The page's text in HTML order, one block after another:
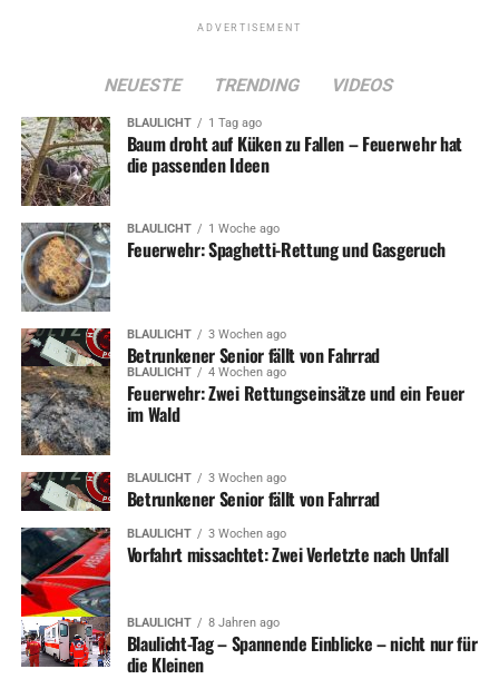
ADVERTISEMENT
NEUESTE TRENDING VIDEOS
BLAULICHT 1 Tag ago
Baum droht auf Küken zu Fallen – Feuerwehr hat
die passenden Ideen
BLAULICHT 1 Woche ago
Feuerwehr: Spaghetti-Rettung und Gasgeruch
BLAULICHT 3 Wochen ago
Betrunkener Senior fällt von Fahrrad
BLAULICHT 4 Wochen ago
Feuerwehr: Zwei Rettungseinsätze und ein Feuer
im Wald
BLAULICHT 3 Wochen ago
Betrunkener Senior fällt von Fahrrad
BLAULICHT 3 Wochen ago
Vorfahrt missachtet: Zwei Verletzte nach Unfall
BLAULICHT 8 Jahren ago
Blaulicht-Tag – Spannende Einblicke – nicht nur für
die Kleinen